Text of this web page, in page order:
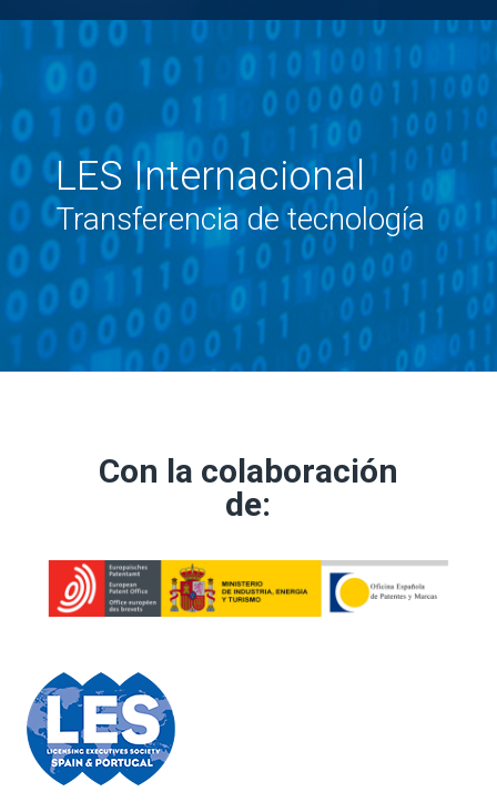
LES Internacional
Transferencia de tecnología
Con la colaboración
de: